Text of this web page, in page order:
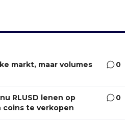
markt, maar volumes
0
RLUSD lenen op
coins te verkopen
0